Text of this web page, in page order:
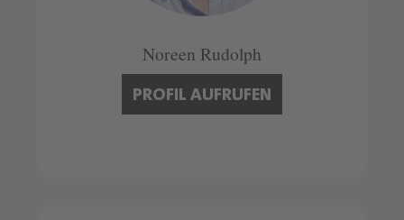
Noreen Rudolph
PROFIL AUFRUFEN